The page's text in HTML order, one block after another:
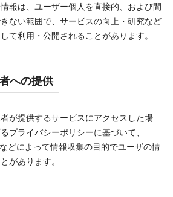
報は、ユーザー個人を直接的、および間
ない範囲で、サービスの向上・研究など
て利用・公開されることがあります。
への提供
が提供するサービスにアクセスした場
プライバシーポリシーに基づいて、
どによって情報収集の目的でユーザの情
があります。